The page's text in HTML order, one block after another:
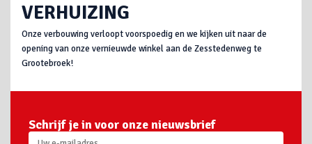
VERHUIZING
Onze verbouwing verloopt voorspoedig en we kijken uit naar de
opening van onze vernieuwde winkel aan de Zesstedenweg te
Grootebroek!
Schrijf je in voor onze nieuwsbrief